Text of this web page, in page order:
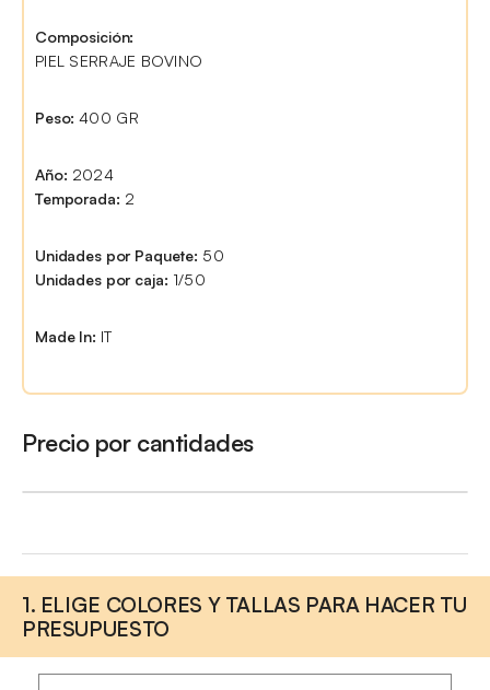
Composición:
PIEL SERRAJE BOVINO
Peso:400 GR
Año: 2024
Temporada: 2
Unidades por Paquete: 50
Unidades por caja: 1/50
Made In: IT
Precio por cantidades
1. ELIGE COLORES Y TALLAS PARA HACER TU
PRESUPUESTO